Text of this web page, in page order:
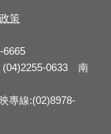
策
6665
(04)2255-0633 南
專線:(02)8978-